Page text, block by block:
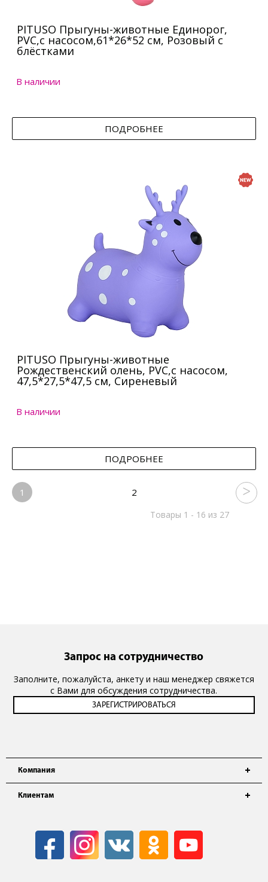
PITUSO Прыгуны-животные Единорог,
PVC,с насосом,61*26*52 см, Розовый с
блёстками
В наличии
ПОДРОБНЕЕ
PITUSO Прыгуны-животные
Рождественский олень, PVC,с насосом,
47,5*27,5*47,5 см, Сиреневый
В наличии
ПОДРОБНЕЕ
1 2
Товары 1 - 16 из 27
Компания
Клиентам
Запрос на сотрудничество
Заполните, пожалуйста, анкету и наш менеджер свяжется
с Вами для обсуждения сотрудничества.